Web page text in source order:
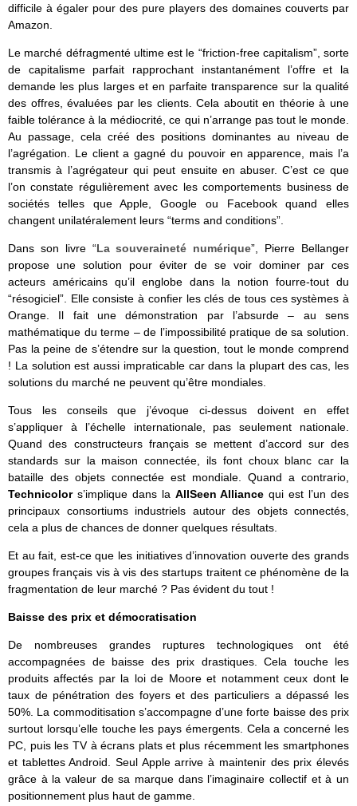
difficile à égaler pour des pure players des domaines couverts par
Amazon.
Le marché défragmenté ultime est le “friction-free capitalism”, sorte
de capitalisme parfait rapprochant instantanément l’offre et la
demande les plus larges et en parfaite transparence sur la qualité
des offres, évaluées par les clients. Cela aboutit en théorie à une
faible tolérance à la médiocrité, ce qui n’arrange pas tout le monde.
Au passage, cela créé des positions dominantes au niveau de
l’agrégation. Le client a gagné du pouvoir en apparence, mais l’a
transmis à l’agrégateur qui peut ensuite en abuser. C’est ce que
l’on constate régulièrement avec les comportements business de
sociétés telles que Apple, Google ou Facebook quand elles
changent unilatéralement leurs “terms and conditions”.
Dans son livre “La souveraineté numérique”, Pierre Bellanger
propose une solution pour éviter de se voir dominer par ces
acteurs américains qu’il englobe dans la notion fourre-tout du
“résogiciel”. Elle consiste à confier les clés de tous ces systèmes à
Orange. Il fait une démonstration par l’absurde – au sens
mathématique du terme – de l’impossibilité pratique de sa solution.
Pas la peine de s’étendre sur la question, tout le monde comprend
! La solution est aussi impraticable car dans la plupart des cas, les
solutions du marché ne peuvent qu’être mondiales.
Tous les conseils que j’évoque ci-dessus doivent en effet
s’appliquer à l’échelle internationale, pas seulement nationale.
Quand des constructeurs français se mettent d’accord sur des
standards sur la maison connectée, ils font choux blanc car la
bataille des objets connectée est mondiale. Quand a contrario,
Technicolors’implique dans la AllSeen Alliance qui est l’un des
principaux consortiums industriels autour des objets connectés,
cela a plus de chances de donner quelques résultats.
Et au fait, est-ce que les initiatives d’innovation ouverte des grands
groupes français vis à vis des startups traitent ce phénomène de la
fragmentation de leur marché ? Pas évident du tout !
Baisse des prix et démocratisation
De nombreuses grandes ruptures technologiques ont été
accompagnées de baisse des prix drastiques. Cela touche les
produits affectés par la loi de Moore et notamment ceux dont le
taux de pénétration des foyers et des particuliers a dépassé les
50%. La commoditisation s’accompagne d’une forte baisse des prix
surtout lorsqu’elle touche les pays émergents. Cela a concerné les
PC, puis les TV à écrans plats et plus récemment les smartphones
et tablettes Android. Seul Apple arrive à maintenir des prix élevés
grâce à la valeur de sa marque dans l’imaginaire collectif et à un
positionnement plus haut de gamme.